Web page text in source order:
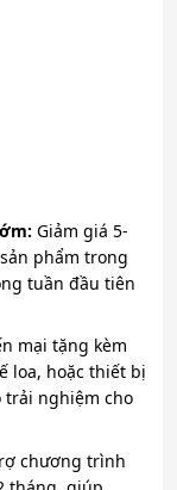
Giảm giá 5-
phẩm trong
tuần đầu tiên
mại tặng kèm
loa, hoặc thiết bị
trải nghiệm cho
chương trình